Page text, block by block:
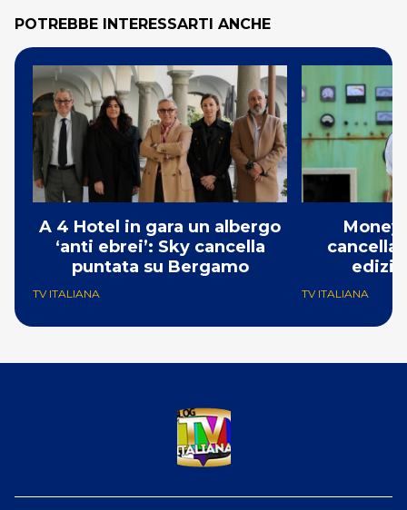
POTREBBE INTERESSARTI ANCHE
A 4 Hotel in gara un albergo
‘anti ebrei’: Sky cancella
puntata su Bergamo
TV ITALIANA
Money
TV ITALIANA